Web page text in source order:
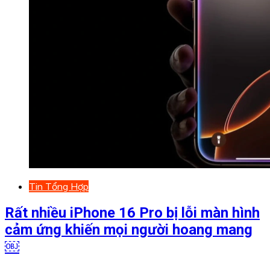
Tin Tổng Hợp
Rất nhiều iPhone 16 Pro bị lỗi màn hình
cảm ứng khiến mọi người hoang mang
￼